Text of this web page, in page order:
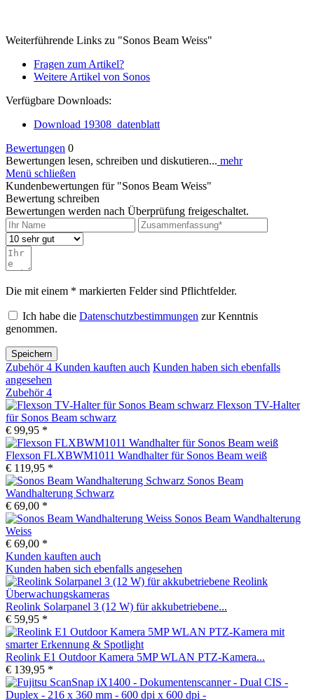
Weiterführende Links zu "Sonos Beam Weiss"
Fragen zum Artikel?
Weitere Artikel von Sonos
Verfügbare Downloads:
Download 19308_datenblatt
Bewertungen 0
Bewertungen lesen, schreiben und diskutieren... mehr
Menü schließen
Kundenbewertungen für "Sonos Beam Weiss"
Bewertung schreiben
Bewertungen werden nach Überprüfung freigeschaltet.
Die mit einem * markierten Felder sind Pflichtfelder.
Ich habe die Datenschutzbestimmungen zur Kenntnis
genommen.
Speichern
Zubehör4 Kunden kauften auch Kunden haben sich ebenfalls
angesehen
Zubehör4
Flexson TV-Halter
für Sonos Beam schwarz
€ 99,95 *
Flexson FLXBWM1011 Wandhalter für Sonos Beam weiß
€ 119,95 *
Sonos Beam
Wandhalterung Schwarz
€ 69,00 *
Sonos Beam Wandhalterung
Weiss
€ 69,00 *
Kunden kauften auch
Kunden haben sich ebenfalls angesehen
Reolink Solarpanel 3 (12 W) für akkubetriebene...
€ 59,95 *
Reolink E1 Outdoor Kamera 5MP WLAN PTZ-Kamera...
€ 139,95 *